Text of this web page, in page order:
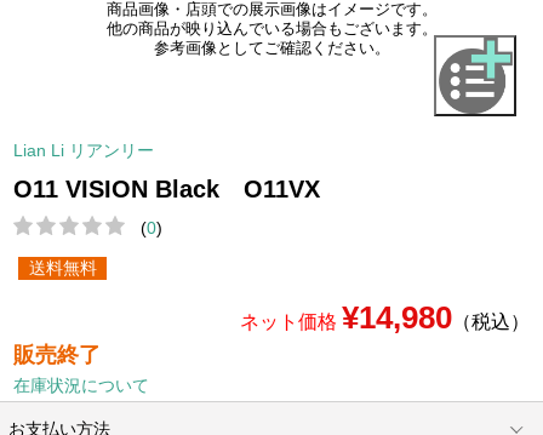
商品画像・店頭での展示画像はイメージです。
他の商品が映り込んでいる場合もございます。
参考画像としてご確認ください。
Lian Li リアンリー
O11 VISION Black O11VX
(0)
送料無料
ネット価格 ¥14,980（税込）
販売終了
在庫状況について
お支払い方法